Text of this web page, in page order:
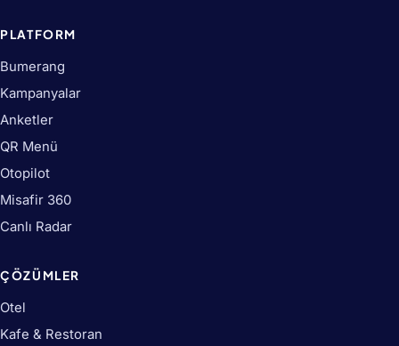
PLATFORM
Bumerang
Kampanyalar
Anketler
QR Menü
Otopilot
Misafir 360
Canlı Radar
ÇÖZÜMLER
Otel
Kafe & Restoran